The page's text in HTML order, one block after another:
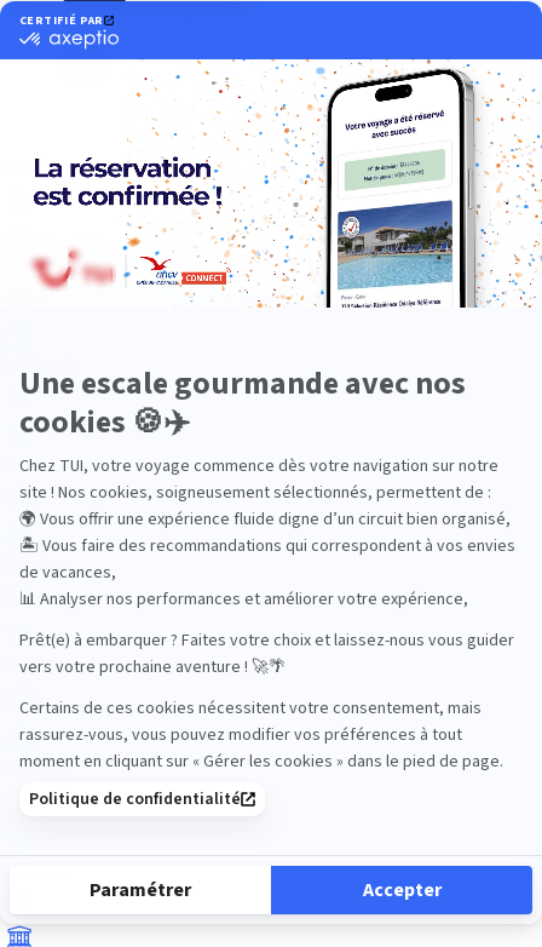
Océan Indien
Nos thématiques
Actif
Aventure
Bien-être
Circuits privés
City Trips